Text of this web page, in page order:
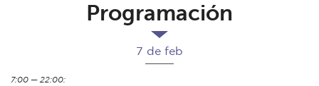
Programación
7 de feb
7:00 — 22:00: